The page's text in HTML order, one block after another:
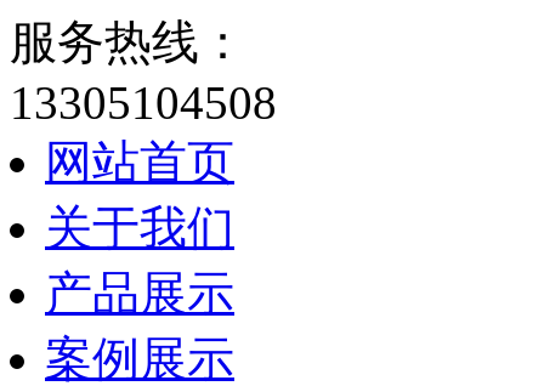
服务热线：
13305104508
网站首页
关于我们
产品展示
案例展示